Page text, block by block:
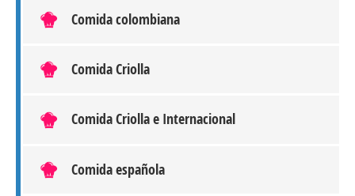
Comida colombiana
Comida Criolla
Comida Criolla e Internacional
Comida española